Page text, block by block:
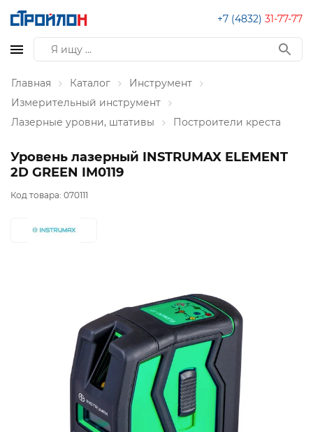
+7 (4832) 31-77-77
Главная Каталог
Инструмент
Измерительный инструмент
Лазерные уровни, штативы
Построители креста
Уровень лазерный INSTRUMAX ELEMENT
2D GREEN IM0119
Код товара: 070111